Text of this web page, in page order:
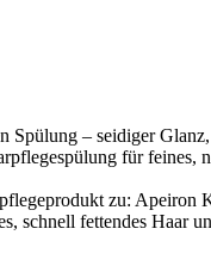
Spülung – seidiger
für feines,
zu: Apeiron
schnell fettendes Haar